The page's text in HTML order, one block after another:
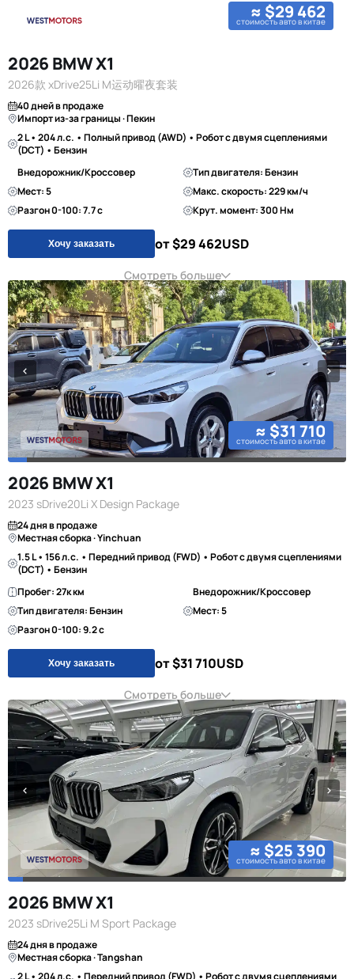
≈ $29 462
стоимость авто в китае
2026 BMW X1
2026款 xDrive25Li M运动曜夜套装
40 дней в продаже
Импорт из-за границы · Пекин
2 L • 204 л.с. • Полный привод (AWD) • Робот с двумя сцеплениями
(DCT) • Бензин
Внедорожник/Кроссовер
Тип двигателя: Бензин
Мест: 5
Макс. скорость: 229 км/ч
Разгон 0-100: 7.7 с
Крут. момент: 300 Нм
Хочу заказать от $29 462USD
Смотреть больше
≈ $31 710
стоимость авто в китае
2026 BMW X1
2023 sDrive20Li X Design Package
24 дня в продаже
Местная сборка · Yinchuan
1.5 L • 156 л.с. • Передний привод (FWD) • Робот с двумя сцеплениями
(DCT) • Бензин
Пробег: 27к км
Внедорожник/Кроссовер
Тип двигателя: Бензин
Мест: 5
Разгон 0-100: 9.2 с
Хочу заказать от $31 710USD
Смотреть больше
≈ $25 390
стоимость авто в китае
2026 BMW X1
2023 sDrive25Li M Sport Package
24 дня в продаже
Местная сборка · Tangshan
2 L • 204 л.с. • Передний привод (FWD) • Робот с двумя сцеплениями